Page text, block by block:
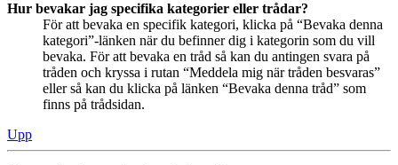
Hur bevakar jag specifika kategorier eller trådar?
För att bevaka en specifik kategori, klicka på “Bevaka denna
kategori”-länken när du befinner dig i kategorin som du vill
bevaka. För att bevaka en tråd så kan du antingen svara på
tråden och kryssa i rutan “Meddela mig när tråden besvaras”
eller så kan du klicka på länken “Bevaka denna tråd” som
finns på trådsidan.
Upp